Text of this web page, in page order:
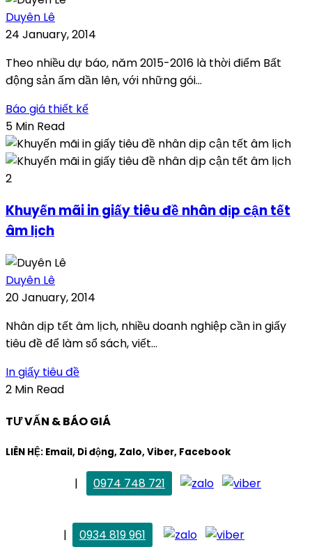
Duyên Lê
24 January, 2014
Theo nhiều dự báo, năm 2015-2016 là thời điểm Bất
động sản ấm dần lên, với những gói...
Báo giá thiết kế
5 Min Read
2
Khuyến mãi in giấy tiêu đề nhân dịp cận tết
âm lịch
Duyên Lê
20 January, 2014
Nhân dịp tết âm lịch, nhiều doanh nghiệp cần in giấy
tiêu đề để làm sổ sách, viết...
In giấy tiêu đề
2 Min Read
TƯ VẤN & BÁO GIÁ
LIÊN HỆ: Email, Di động, Zalo, Viber, Facebook
|
0974 748 721
|
0934 819 961